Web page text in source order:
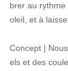
brer au
oleil, et à
Concept |
els et des